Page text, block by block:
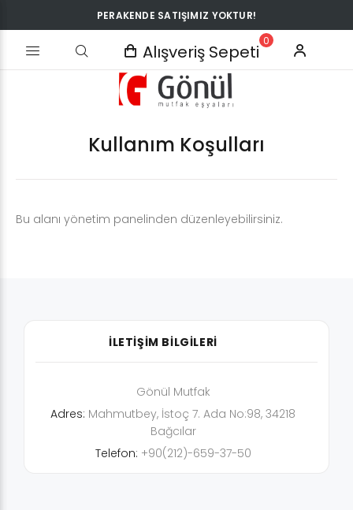
PERAKENDE SATIŞIMIZ YOKTUR!
Alışveriş Sepeti
0
Kullanım Koşulları
Bu alanı yönetim panelinden düzenleyebilirsiniz.
İLETİŞİM BİLGİLERİ
Gönül Mutfak
Adres: Mahmutbey, İstoç 7. Ada No:98, 34218
Bağcılar
Telefon: +90(212)-659-37-50